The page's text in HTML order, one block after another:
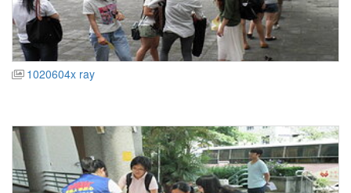
1020604x ray